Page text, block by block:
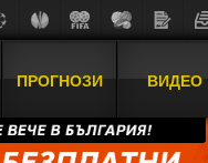
ПРОГНОЗИ ВИДЕО